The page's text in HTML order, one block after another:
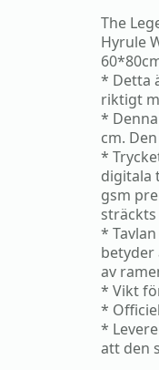
The
Hyrule
* Detta
riktigt
*
cm.
*
digitala
gsm
*
av
* Vikt
*
*
att den